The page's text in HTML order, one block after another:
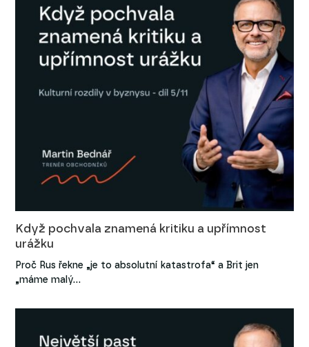
Když pochvala znamená kritiku a upřímnost
urážku
Proč Rus řekne „je to absolutní katastrofa“ a Brit jen
„máme malý…